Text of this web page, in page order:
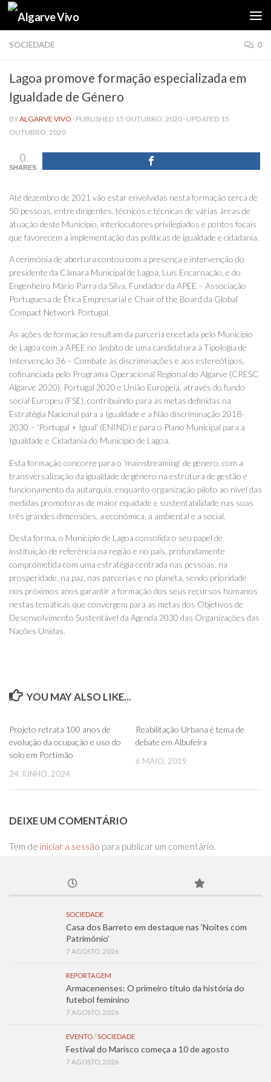
Skip to content
SOCIEDADE 0
Lagoa promove formação especializada em
Igualdade de Género
BYALGARVE VIVO · PUBLISHED 15 OUTUBRO, 2020 · UPDATED 15
OUTUBRO, 2020
0
SHARES
Até dezembro de 2021 vão estar envolvidas nesta formação cerca de
50 pessoas, entre dirigentes, técnicos e técnicas de várias áreas de
atuação deste Município, interlocutores privilegiados e pontos focais
que favorecem a implementação das políticas de igualdade e cidadania.
A cerimónia de abertura contou com a presença e intervenção do
presidente da Câmara Municipal de Lagoa, Luís Encarnação, e do
Engenheiro Mário Parra da Silva, Fundador da APEE – Associação
Portuguesa de Ética Empresarial e Chair of the Board da Global
Compact Network Portugal.
As ações de formação resultam da parceria encetada pelo Município
de Lagoa com a APEE no âmbito de uma candidatura à Tipologia de
Intervenção 36 – Combate às discriminações e aos estereótipos,
cofinanciada pelo Programa Operacional Regional do Algarve (CRESC
Algarve 2020), Portugal 2020 e União Europeia, através do fundo
social Europeu (FSE), contribuindo para as metas definidas na
Estratégia Nacional para a Igualdade e a Não discriminação 2018-
2030 – ‘Portugal + Igual’ (ENIND) e para o Plano Municipal para a
Igualdade e Cidadania do Município de Lagoa.
Esta formação concorre para o ‘mainstreaming’ de género, com a
transversalização da igualdade de género na estrutura de gestão e
funcionamento da autarquia, enquanto organização piloto ao nível das
medidas promotoras de maior equidade e sustentabilidade nas suas
três grandes dimensões, a económica, a ambiental e a social.
Desta forma, o Município de Lagoa consolida o seu papel de
instituição de referência na região e no país, profundamente
comprometida com uma estratégia centrada nas pessoas, na
prosperidade, na paz, nas parcerias e no planeta, sendo prioridade
nos próximos anos garantir a formação dos seus recursos humanos
nestas temáticas que convergem para as metas dos Objetivos de
Desenvolvimento Sustentável da Agenda 2030 das Organizações das
Nações Unidas.
YOU MAY ALSO LIKE...
Projeto retrata 100 anos de
evolução da ocupação e uso do
solo em Portimão
24 JUNHO, 2024
Reabilitação Urbana é tema de
debate em Albufeira
6 MAIO, 2019
DEIXE UM COMENTÁRIO
Tem de iniciar a sessão para publicar um comentário.
SOCIEDADE
Casa dos Barreto em destaque nas ‘Noites com
Património’
7 AGOSTO, 2026
REPORTAGEM
Armacenenses: O primeiro título da história do
futebol feminino
7 AGOSTO, 2026
EVENTO / SOCIEDADE
Festival do Marisco começa a 10 de agosto
7 AGOSTO, 2026